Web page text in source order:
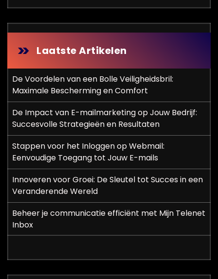
Laatste Artikelen
De Voordelen van een Bolle Veiligheidsbril:
Maximale Bescherming en Comfort
De Impact van E-mailmarketing op Jouw Bedrijf:
Succesvolle Strategieën en Resultaten
Stappen voor het Inloggen op Webmail:
Eenvoudige Toegang tot Jouw E-mails
Innoveren voor Groei: De Sleutel tot Succes in een
Veranderende Wereld
Beheer je communicatie efficiënt met Mijn Telenet
Inbox